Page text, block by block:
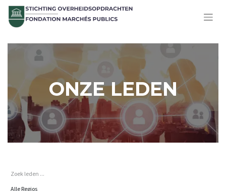
ONZE LEDEN